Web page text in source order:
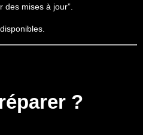
des mises à jour”.
?